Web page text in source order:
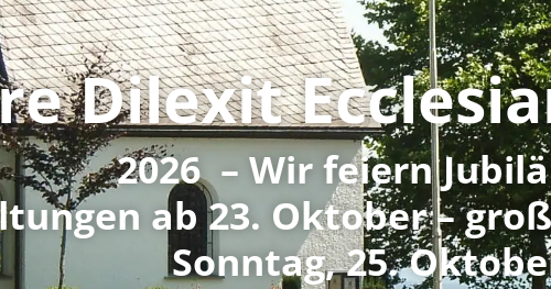
Dilexit
2026 – Wir feiern
ab 23. Oktober –
Sonntag, 25.